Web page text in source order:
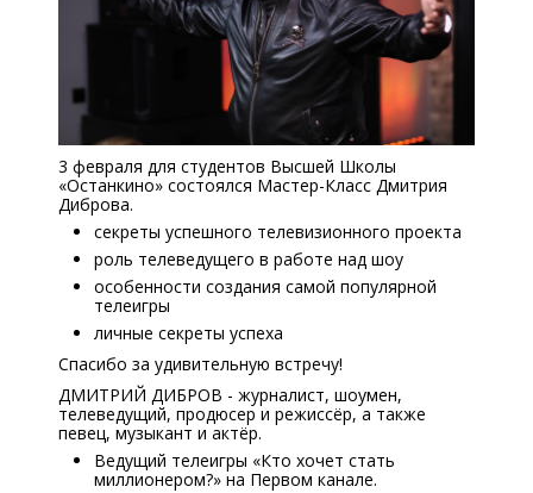
3 февраля для студентов Высшей Школы
«Останкино» состоялся Мастер-Класс Дмитрия
Диброва.
секреты успешного телевизионного проекта
роль телеведущего в работе над шоу
особенности создания самой популярной
телеигры
личные секреты успеха
Спасибо за удивительную встречу!
ДМИТРИЙ ДИБРОВ - журналист, шоумен,
телеведущий, продюсер и режиссёр, а также
певец, музыкант и актёр.
Ведущий телеигры «Кто хочет стать
миллионером?» на Первом канале.